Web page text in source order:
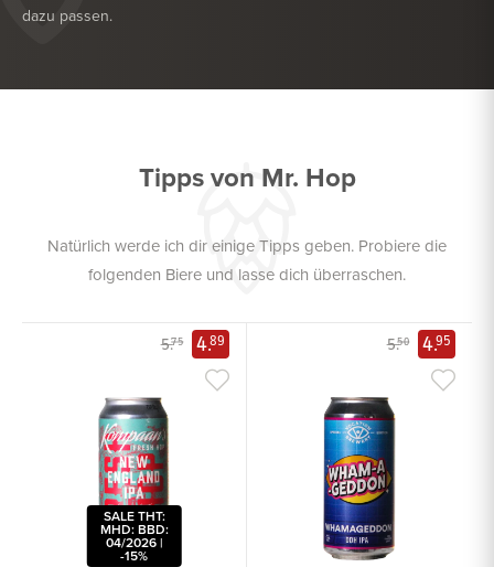
dazu passen.
KÖSTLICH ZU
Tipps von Mr. Hop
Natürlich werde ich dir einige Tipps geben. Probiere die
folgenden Biere und lasse dich überraschen.
5.75 4.89
SALE THT:
MHD: BBD:
04/2026 |
-15%
5.50 4.95